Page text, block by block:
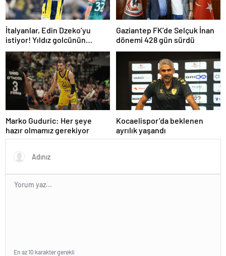
İtalyanlar, Edin Dzeko’yu
istiyor! Yıldız golcünün
Gaziantep FK’de Selçuk İnan
dönemi 428 gün sürdü
Marko Guduric: Her şeye
hazır olmamız gerekiyor
Kocaelispor’da beklenen
ayrılık yaşandı
En az 10 karakter gerekli